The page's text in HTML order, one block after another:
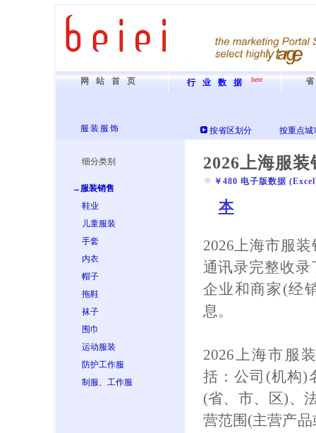
网站首页 行业数据 here
服装服饰 按省区划分 按重点城
细分类别
→服装销售
鞋业
儿童服装
手套
内衣
帽子
拖鞋
袜子
围巾
运动服装
防护工作服
制服、工作服
2026上海服
￥480 电子版数据
本
2026上海市服
通讯录完整收
企业和商家(经
息。
2026上海市服
括：公司(机构)
(省、市、区)、
营范围(主营产